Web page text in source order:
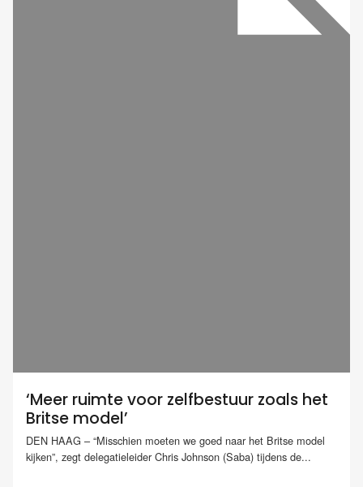
‘Meer ruimte voor zelfbestuur zoals het
Britse model’
DEN HAAG – “Misschien moeten we goed naar het Britse model
kijken”, zegt delegatieleider Chris Johnson (Saba) tijdens de...